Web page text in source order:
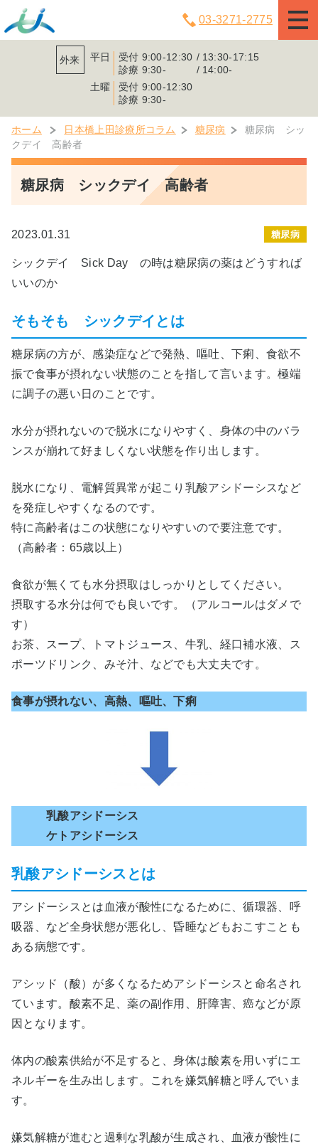
03-3271-2775
外来 平日 受付 9:00-12:30
13:30-17:15
診療 9:30-
14:00-
土曜
受付 9:00-12:30
診療 9:30-
ホーム 日本橋上田診療所コラム 糖尿病
糖尿病 シッ
クデイ 高齢者
糖尿病 シックデイ 高齢者
2023.01.31 糖尿病
シックデイ Sick Day の時は糖尿病の薬はどうすれば
いいのか
そもそも シックデイとは
糖尿病の方が、感染症などで発熱、嘔吐、下痢、食欲不
振で食事が摂れない状態のことを指して言います。極端
に調子の悪い日のことです。
水分が摂れないので脱水になりやすく、身体の中のバラ
ンスが崩れて好ましくない状態を作り出します。
脱水になり、電解質異常が起こり乳酸アシドーシスなど
を発症しやすくなるのです。
特に高齢者はこの状態になりやすいので要注意です。
（高齢者：65歳以上）
食欲が無くても水分摂取はしっかりとしてください。
摂取する水分は何でも良いです。（アルコールはダメで
す）
お茶、スープ、トマトジュース、牛乳、経口補水液、ス
ポーツドリンク、みそ汁、などでも大丈夫です。
食事が摂れない、高熱、嘔吐、下痢
乳酸アシドーシス
ケトアシドーシス
乳酸アシドーシスとは
アシドーシスとは血液が酸性になるために、循環器、呼
吸器、など全身状態が悪化し、昏睡などもおこすことも
ある病態です。
アシッド（酸）が多くなるためアシドーシスと命名され
ています。酸素不足、薬の副作用、肝障害、癌などが原
因となります。
体内の酸素供給が不足すると、身体は酸素を用いずにエ
ネルギーを生み出します。これを嫌気解糖と呼んでいま
す。
嫌気解糖が進むと過剰な乳酸が生成され、血液が酸性に